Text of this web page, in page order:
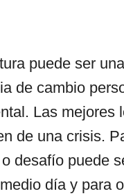
puede ser una
de cambio
Las mejores
de una crisis.
desafío puede
día y para